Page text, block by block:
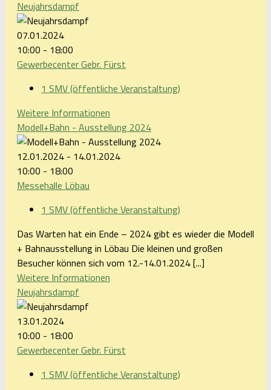
Neujahrsdampf
07.01.2024
10:00 - 18:00
Gewerbecenter Gebr. Fürst
1 SMV (öffentliche Veranstaltung)
Weitere Informationen
Modell+Bahn - Ausstellung 2024
12.01.2024 - 14.01.2024
10:00 - 18:00
Messehalle Löbau
1 SMV (öffentliche Veranstaltung)
Das Warten hat ein Ende – 2024 gibt es wieder die Modell
+ Bahnausstellung in Löbau Die kleinen und großen
Besucher können sich vom 12.-14.01.2024 [...]
Weitere Informationen
Neujahrsdampf
13.01.2024
10:00 - 18:00
Gewerbecenter Gebr. Fürst
1 SMV (öffentliche Veranstaltung)